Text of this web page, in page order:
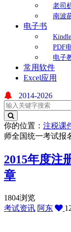
老司
南波
电子书
Kindle
PDF
电子
常用软件
Excel应用
2014-2026
你的位置： 注税课
师全国统一考试报
2015年度注
章
1804浏览
考试资讯 阿东